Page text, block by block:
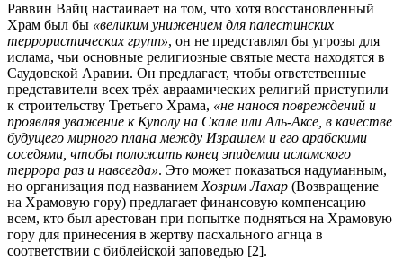
Раввин Вайц настаивает на том, что хотя восстановленный
Храм был бы «великим унижением для палестинских
террористических групп», он не представлял бы угрозы для
ислама, чьи основные религиозные святые места находятся в
Саудовской Аравии. Он предлагает, чтобы ответственные
представители всех трёх авраамических религий приступили
к строительству Третьего Храма, «не нанося повреждений и
проявляя уважение к Куполу на Скале или Аль-Аксе, в качестве
будущего мирного плана между Израилем и его арабскими
соседями, чтобы положить конец эпидемии исламского
террора раз и навсегда». Это может показаться надуманным,
но организация под названием Хозрим Лахар (Возвращение
на Храмовую гору) предлагает финансовую компенсацию
всем, кто был арестован при попытке подняться на Храмовую
гору для принесения в жертву пасхального агнца в
соответствии с библейской заповедью [2].